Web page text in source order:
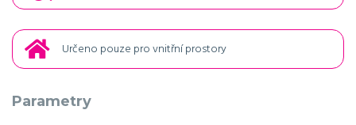
Určeno pouze pro vnitřní prostory
Parametry